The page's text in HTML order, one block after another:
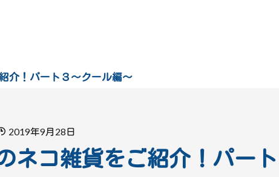
介！パート３～クール編～
2019年9月28日
ネコ雑貨をご紹介！パー